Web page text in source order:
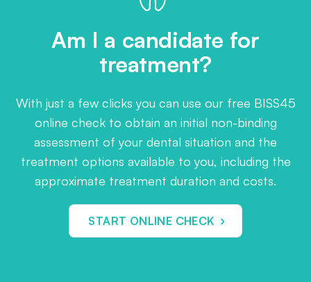
Am I a candidate for
treatment?
With just a few clicks you can use our free BISS45
online check to obtain an initial non-binding
assessment of your dental situation and the
treatment options available to you, including the
approximate treatment duration and costs.
START ONLINE CHECK ›